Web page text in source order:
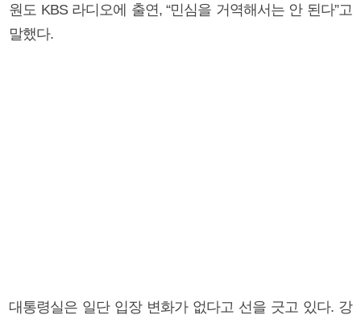
원도 KBS 라디오에 출연, “민심을 거역해서는 안 된다”고
말했다.
대통령실은 일단 입장 변화가 없다고 선을 긋고 있다. 강